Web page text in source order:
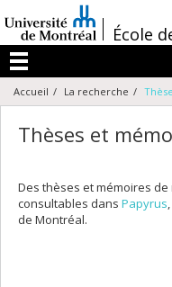
au
contenu
/École
Menu
Accueil La recherche
Thèses et
Des thèses et mémoires
consultables dans Papyrus
de Montréal.